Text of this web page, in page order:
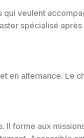
veulent
spécialisé
en alternance. Le
Il forme aux